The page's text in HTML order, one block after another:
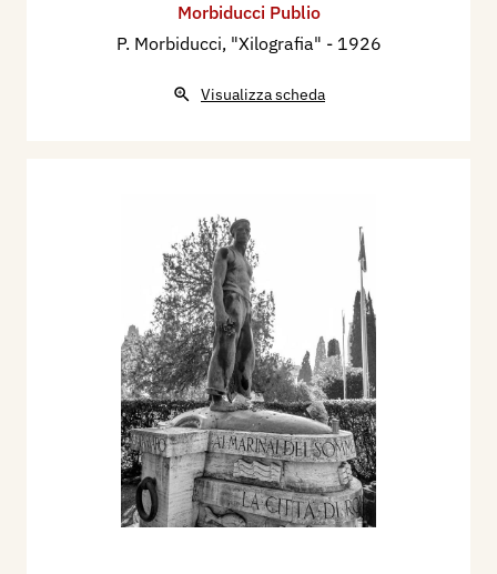
Morbiducci Publio
P. Morbiducci, "Xilografia" - 1926
Visualizza scheda